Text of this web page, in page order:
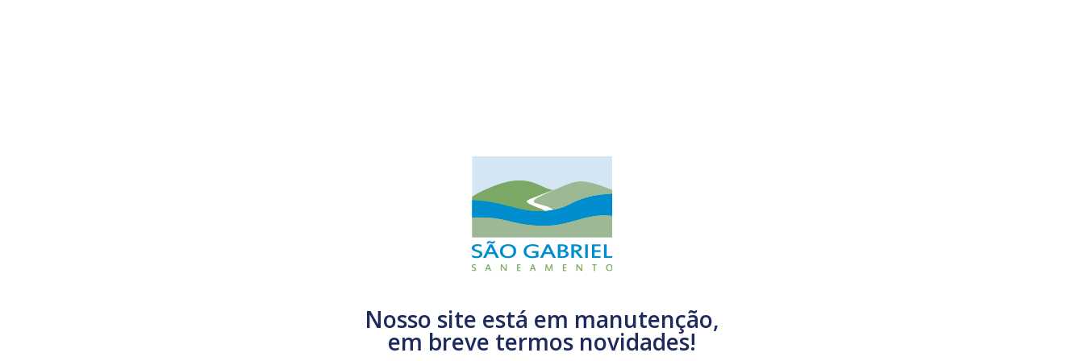
Nosso site está em manutenção,
em breve termos novidades!